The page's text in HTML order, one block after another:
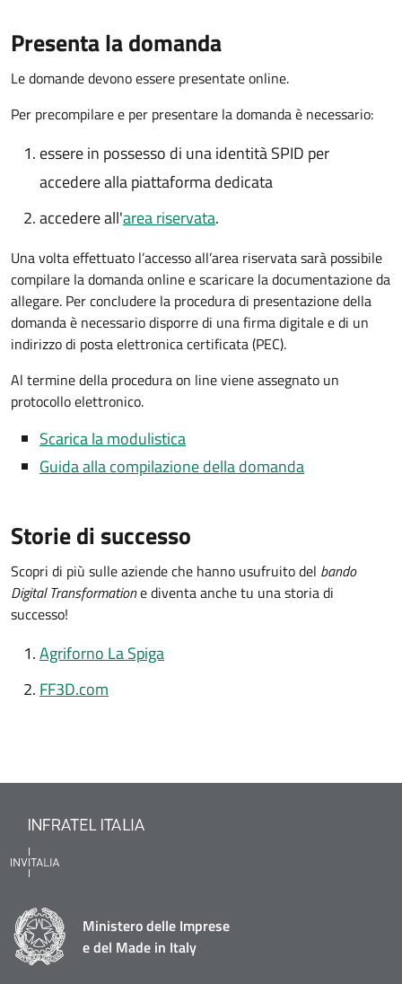
Presenta la domanda
Le domande devono essere presentate online.
Per precompilare e per presentare la domanda è necessario:
essere in possesso di una identità SPID per
accedere alla piattaforma dedicata
accedere all'area riservata.
Una volta effettuato l’accesso all’area riservata sarà possibile
compilare la domanda online e scaricare la documentazione da
allegare. Per concludere la procedura di presentazione della
domanda è necessario disporre di una firma digitale e di un
indirizzo di posta elettronica certificata (PEC).
Al termine della procedura on line viene assegnato un
protocollo elettronico.
Scarica la modulistica
Guida alla compilazione della domanda
Storie di successo
Scopri di più sulle aziende che hanno usufruito del bando
Digital Transformatione diventa anche tu una storia di
successo!
Agriforno La Spiga
FF3D.com
Ministero delle Imprese
e del Made in Italy